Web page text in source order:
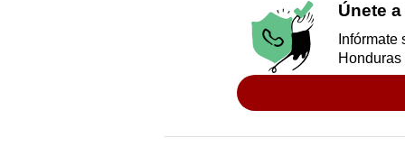
Únete
Honduras